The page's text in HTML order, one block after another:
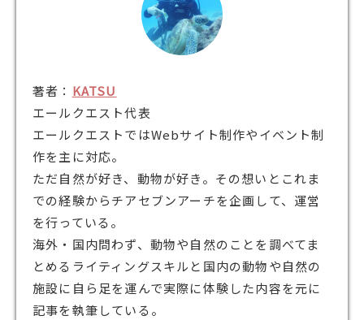
著者： KATSU
エールクエスト代表
エールクエストではWebサイト制作やイベント制
作を主に対応。
ただ自然が好き、動物が好き。その想いとこれま
での経験からチアセブンアーチを企画して、運営
を行っている。
海外・国内問わず、動物や自然のことを調べてま
とめるライティングスキルと国内の動物や自然の
施設に自ら足を運んで実際に体験した内容を元に
記事を執筆している。